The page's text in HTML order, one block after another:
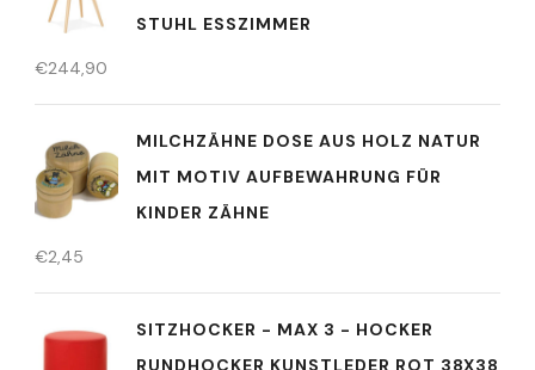
STUHL ESSZIMMER
€244,90
MILCHZÄHNE DOSE AUS HOLZ NATUR
MIT MOTIV AUFBEWAHRUNG FÜR
KINDER ZÄHNE
€2,45
SITZHOCKER - MAX 3 - HOCKER
RUNDHOCKER KUNSTLEDER ROT 38X38